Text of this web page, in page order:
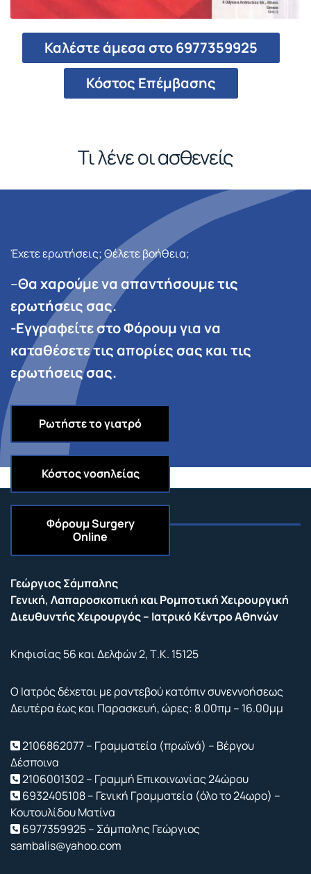
Καλέστε άμεσα στο 6977359925
Κόστος Επέμβασης
Τι λένε οι ασθενείς
Έχετε ερωτήσεις; Θέλετε βοήθεια;
–Θα χαρούμε να απαντήσουμε τις
ερωτήσεις σας.
-Εγγραφείτε στο Φόρουμ για να
καταθέσετε τις απορίες σας και τις
ερωτήσεις σας.
Ρωτήστε το γιατρό
Κόστος νοσηλείας
ΦόρουμSurgery
Online
Γεώργιος Σάμπαλης
Γενική, Λαπαροσκοπική και Ρομποτική Χειρουργική
Διευθυντής Χειρουργός – Ιατρικό Κέντρο Αθηνών
Κηφισίας 56 και Δελφών 2, Τ.Κ. 15125
Ο Ιατρός δέχεται με ραντεβού κατόπιν συνεννοήσεως
Δευτέρα έως και Παρασκευή, ώρες: 8.00πμ – 16.00μμ
2106862077 – Γραμματεία (πρωϊνά) – Βέργου
Δέσποινα
2106001302 – Γραμμή Επικοινωνίας 24ώρου
6932405108 – Γενική Γραμματεία (όλο το 24ωρο) –
Κουτουλίδου Ματίνα
6977359925 – Σάμπαλης Γεώργιος
sambalis@yahoo.com